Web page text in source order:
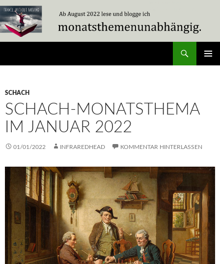
Zum
Inhalt
springen
SCHACH
SCHACH-MONATSTHEMA
IM JANUAR 2022
01/01/2022 INFRAREDHEAD KOMMENTAR HINTERLASSEN